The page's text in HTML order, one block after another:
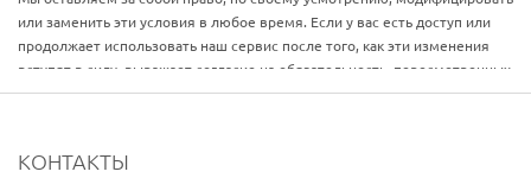
или заменить эти условия в любое время. Если у вас есть доступ или
продолжает использовать наш сервис после того, как эти изменения
вступят в силу, выражает согласие на обязательность пересмотренных
условии.
КОНТАКТЫ